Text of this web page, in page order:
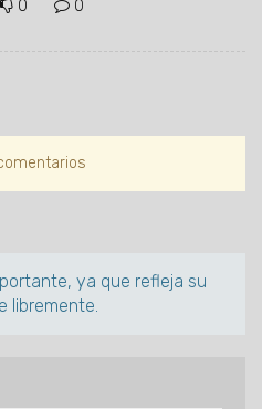
0 0
ya que refleja su
libremente.